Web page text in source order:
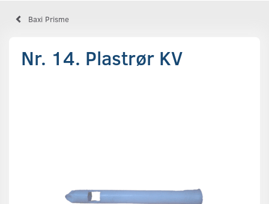
Baxi Prisme
Nr. 14. Plastrør KV